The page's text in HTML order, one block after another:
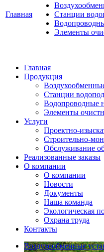
Главная
Станции
Элементы
Главная
Продукция
Станции
Водопроводные
Элементы
Услуги
Проектно-
Строительно-
Обслуживание
Реализованные заказы
О компании
О компании
Новости
Документы
Наша команда
Экологическая
Охрана труда
Контакты
Воздухообменные